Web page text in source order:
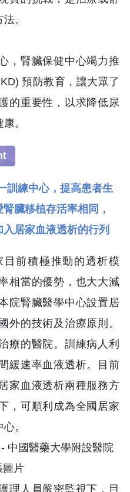
。
，腎臟保健中心竭力推
預防教育，讓大眾了
的重要性，以求降低尿
。
訓練中心，提高患者生
臟移植存活率相同，
居家血液透析的行列
前積極推動的透析模
相當的優勢，也大大減
院腎臟醫學中心設置居
外的技術及治療原則。
療的醫院。訓練病人利
緩速率血液透析。目前
家血液透析兩種服務方
，可順利成為全國居家
。
理人員嚴密監視下，目